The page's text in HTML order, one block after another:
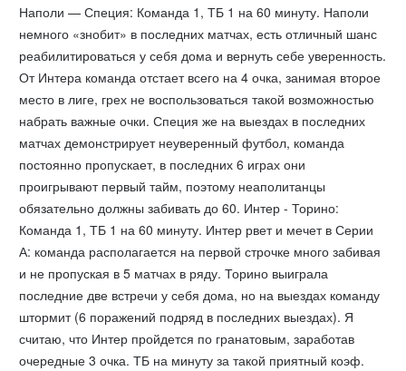
Наполи — Специя: Команда 1, ТБ 1 на 60 минуту. Наполи
немного «знобит» в последних матчах, есть отличный шанс
реабилитироваться у себя дома и вернуть себе уверенность.
От Интера команда отстает всего на 4 очка, занимая второе
место в лиге, грех не воспользоваться такой возможностью
набрать важные очки. Специя же на выездах в последних
матчах демонстрирует неуверенный футбол, команда
постоянно пропускает, в последних 6 играх они
проигрывают первый тайм, поэтому неаполитанцы
обязательно должны забивать до 60. Интер - Торино:
Команда 1, ТБ 1 на 60 минуту. Интер рвет и мечет в Серии
А: команда располагается на первой строчке много забивая
и не пропуская в 5 матчах в ряду. Торино выиграла
последние две встречи у себя дома, но на выездах команду
штормит (6 поражений подряд в последних выездах). Я
считаю, что Интер пройдется по гранатовым, заработав
очередные 3 очка. ТБ на минуту за такой приятный коэф.